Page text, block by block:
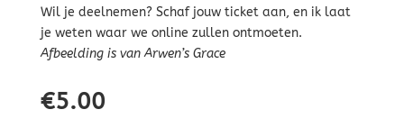
Wil je deelnemen? Schaf jouw ticket aan, en ik laat
je weten waar we online zullen ontmoeten.
Afbeelding is van Arwen’s Grace
€5.00